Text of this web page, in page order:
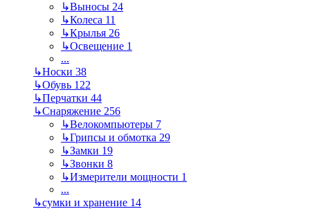
↳Выносы 24
↳Колеса 11
↳Крылья 26
↳Освещение 1
...
↳Носки 38
↳Обувь 122
↳Перчатки 44
↳Снаряжение 256
↳Велокомпьютеры 7
↳Грипсы и обмотка 29
↳Замки 19
↳Звонки 8
↳Измерители мощности 1
...
↳сумки и хранение 14